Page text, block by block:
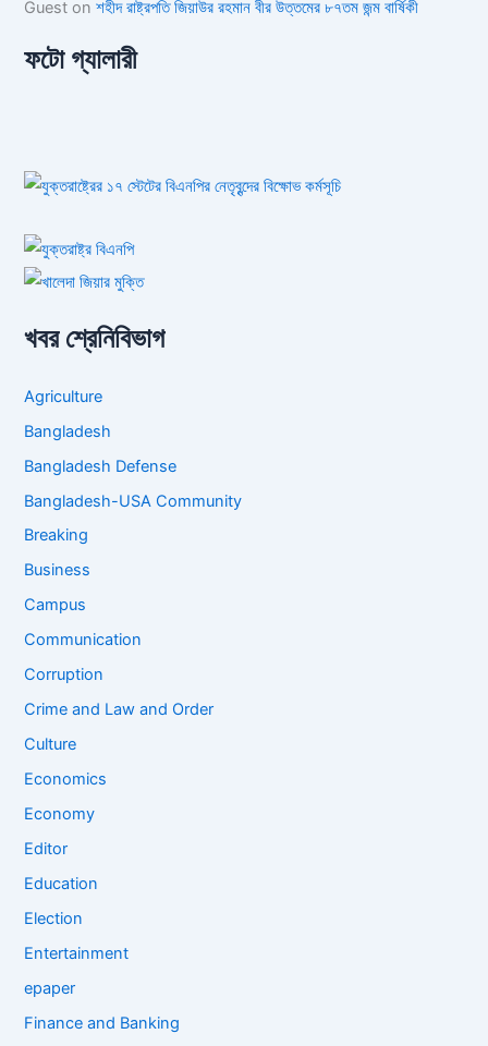
Guest onশহীদ রাষ্ট্রপতি জিয়াউর রহমান বীর উত্তমের ৮৭তম জন্ম বার্ষিকী
ফটো গ্যালারী
খবর শ্রেনিবিভাগ
Agriculture
Bangladesh
Bangladesh Defense
Bangladesh-USA Community
Breaking
Business
Campus
Communication
Corruption
Crime and Law and Order
Culture
Economics
Economy
Editor
Education
Election
Entertainment
epaper
Finance and Banking